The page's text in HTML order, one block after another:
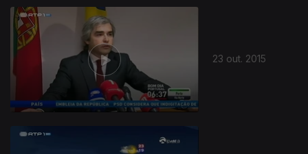
23 out. 2015